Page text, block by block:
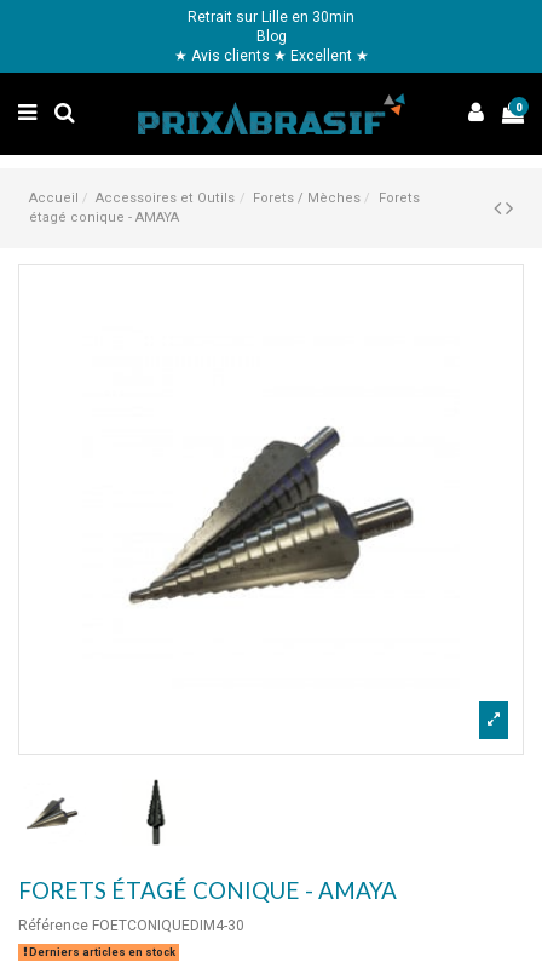
Retrait sur Lille en 30min
Blog
★ Avis clients ★ Excellent ★
0
Accueil Accessoires et Outils Forets / Mèches
Forets
étagé conique - AMAYA
FORETS ÉTAGÉ CONIQUE - AMAYA
Référence FOETCONIQUEDIM4-30
Derniers articles en stock